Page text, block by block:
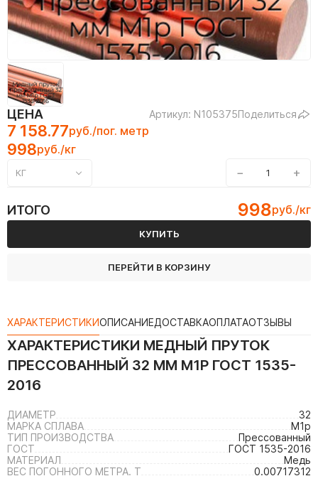
ЦЕНА Артикул: N105375Поделиться
7 158.77руб./пог. метр
998руб./кг
КГ − +
ИТОГО 998руб./кг
КУПИТЬ
ПЕРЕЙТИ В КОРЗИНУ
ХАРАКТЕРИСТИКИОПИСАНИЕДОСТАВКАОПЛАТАОТЗЫВЫ
ХАРАКТЕРИСТИКИ МЕДНЫЙ ПРУТОК
ПРЕССОВАННЫЙ 32 ММ М1Р ГОСТ 1535-
2016
ДИАМЕТР
32
МАРКА СПЛАВА
М1р
ТИП ПРОИЗВОДСТВА
Прессованный
ГОСТ
ГОСТ 1535-2016
МАТЕРИАЛ
Медь
ВЕС ПОГОННОГО МЕТРА. Т
0.00717312